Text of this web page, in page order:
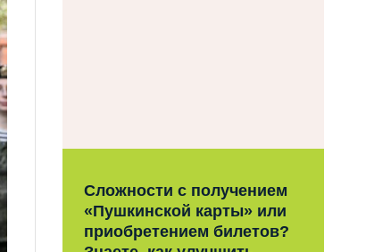
Сложности с получением
«Пушкинской карты» или
приобретением билетов?